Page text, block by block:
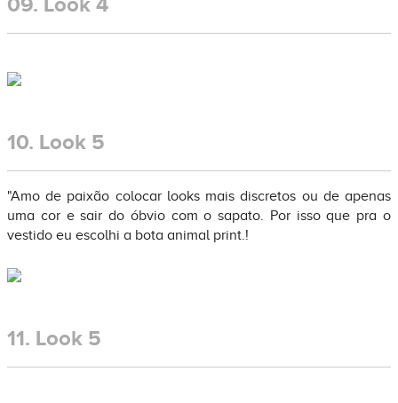
10. Look 5
"Amo de paixão colocar looks mais discretos ou de apenas
uma cor e sair do óbvio com o sapato. Por isso que pra o
vestido eu escolhi a bota animal print.!
11. Look 5